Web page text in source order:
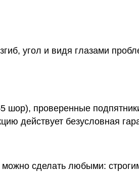
угол и видя глазами
проверенные
действует безусловная
сделать любыми: